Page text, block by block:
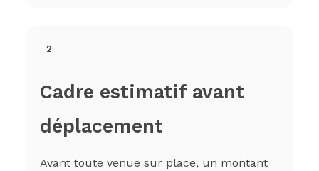
2
Cadre estimatif avant
déplacement
Avant toute venue sur place, un montant